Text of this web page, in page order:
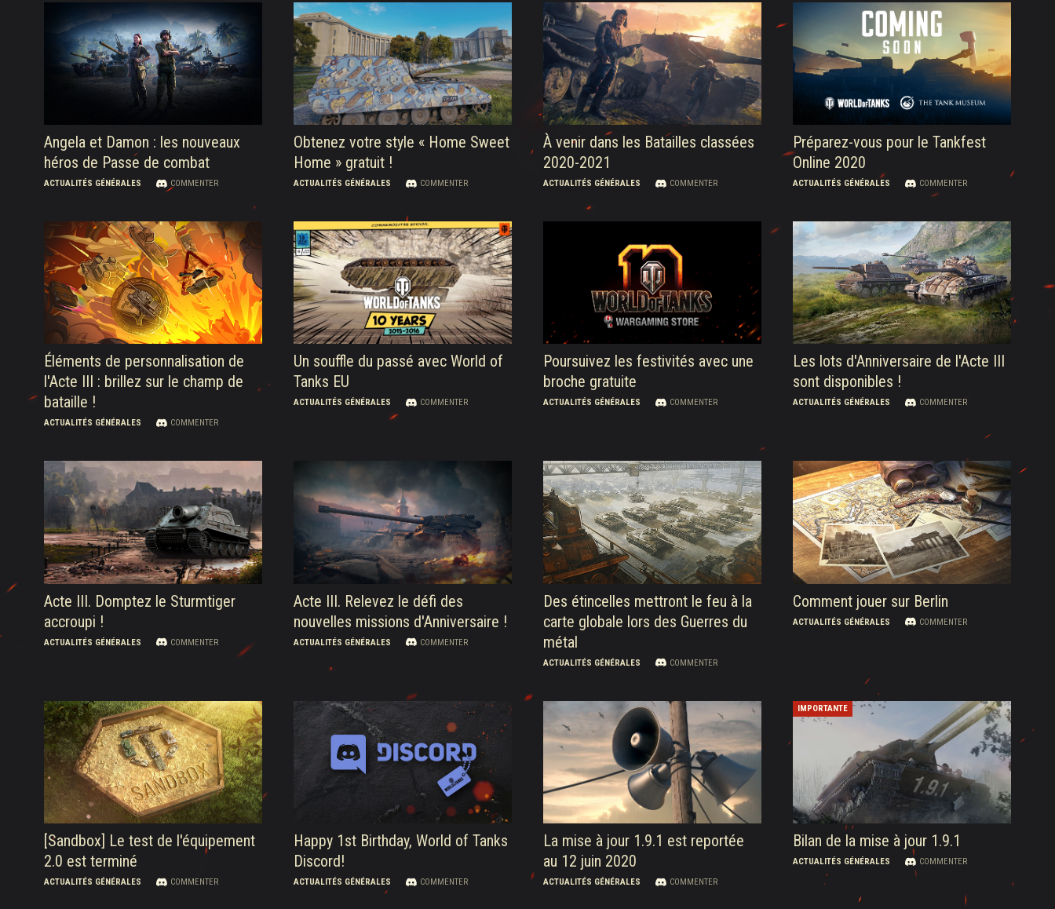
Angela et Damon : les nouveaux
héros de Passe de combat
ACTUALITÉS GÉNÉRALES COMMENTER
Obtenez votre style « Home Sweet
Home » gratuit !
ACTUALITÉS GÉNÉRALES COMMENTER
À venir dans les Batailles classées
2020-2021
ACTUALITÉS GÉNÉRALES COMMENTER
Préparez-vous pour le Tankfest
Online 2020
ACTUALITÉS GÉNÉRALES COMMENTER
Éléments de personnalisation de
l'Acte III : brillez sur le champ de
bataille !
ACTUALITÉS GÉNÉRALES COMMENTER
Un souffle du passé avec World of
Tanks EU
ACTUALITÉS GÉNÉRALES COMMENTER
Poursuivez les festivités avec une
broche gratuite
ACTUALITÉS GÉNÉRALES COMMENTER
Les lots d'Anniversaire de l'Acte III
sont disponibles !
ACTUALITÉS GÉNÉRALES COMMENTER
Acte III. Domptez le Sturmtiger
accroupi !
ACTUALITÉS GÉNÉRALES COMMENTER
Acte III. Relevez le défi des
nouvelles missions d'Anniversaire !
ACTUALITÉS GÉNÉRALES COMMENTER
Des étincelles mettront le feu à la
carte globale lors des Guerres du
métal
ACTUALITÉS GÉNÉRALES COMMENTER
Comment jouer sur Berlin
ACTUALITÉS GÉNÉRALES COMMENTER
[Sandbox] Le test de l'équipement
2.0 est terminé
ACTUALITÉS GÉNÉRALES COMMENTER
Happy 1st Birthday, World of Tanks
Discord!
ACTUALITÉS GÉNÉRALES COMMENTER
La mise à jour 1.9.1 est reportée
au 12 juin 2020
ACTUALITÉS GÉNÉRALES COMMENTER
IMPORTANTE
Bilan de la mise à jour 1.9.1
ACTUALITÉS GÉNÉRALES COMMENTER